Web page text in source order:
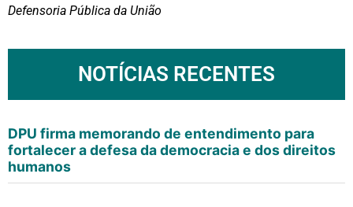
Defensoria Pública da União
NOTÍCIAS RECENTES
DPU firma memorando de entendimento para
fortalecer a defesa da democracia e dos direitos
humanos